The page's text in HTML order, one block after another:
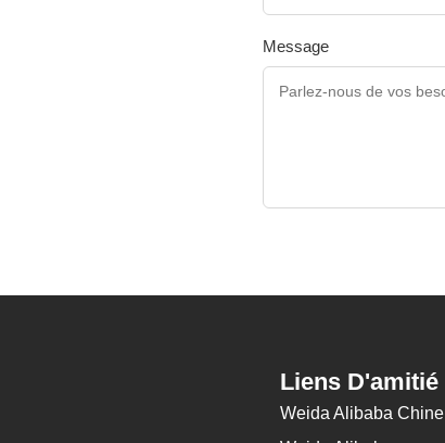
Message
Liens D'amitié
Weida Alibaba Chine